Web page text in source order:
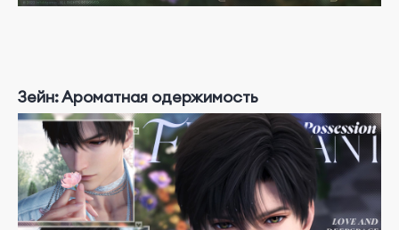
Зейн: Ароматная одержимость